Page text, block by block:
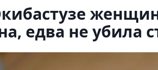
едва не убила